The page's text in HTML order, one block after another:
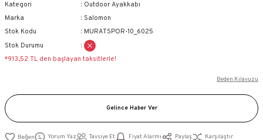
Kategori
Outdoor Ayakkabı
Marka
Salomon
Stok Kodu
MURATSPOR-10_6025
Stok Durumu
*913,52 TL den başlayan taksitlerle!
Beden Kılavuzu
Gelince Haber Ver
Yorum Yaz Tavsiye Et Fiyat Alarmı Paylaş Karşılaştır